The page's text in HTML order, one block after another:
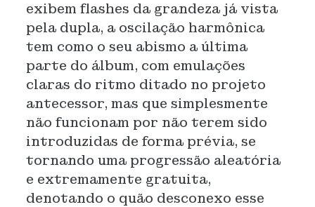
exibem flashes da grandeza já vista
pela dupla, a oscilação harmônica
tem como o seu abismo a última
parte do álbum, com emulações
claras do ritmo ditado no projeto
antecessor, mas que simplesmente
não funcionam por não terem sido
introduzidas de forma prévia, se
tornando uma progressão aleatória
e extremamente gratuita,
denotando o quão desconexo esse